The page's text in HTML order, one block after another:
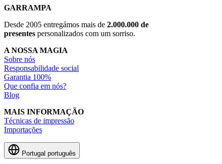
GARRAMPA
Desde 2005 entregámos mais de 2.000.000 de
presentes personalizados com um sorriso.
A NOSSA MAGIA
Sobre nós
Responsabilidade social
Garantia 100%
Que confia em nós?
Blog
MAIS INFORMAÇÃO
Técnicas de impressão
Importações
Portugal português